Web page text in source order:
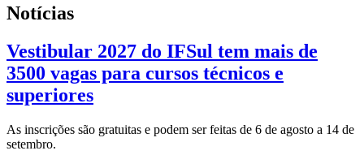
Notícias
Vestibular 2027 do IFSul tem mais de
3500 vagas para cursos técnicos e
superiores
As inscrições são gratuitas e podem ser feitas de 6 de agosto a 14 de
setembro.